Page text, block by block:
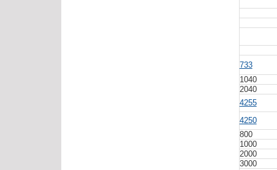
733
1040
2040
4255
4250
800
1000
2000
3000